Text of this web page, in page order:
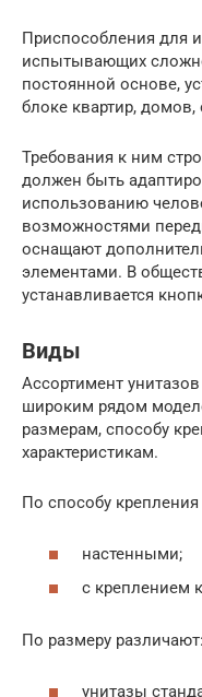
Приспособления для
испытывающих
постоянной основе,
блоке квартир,
Требования к ним
должен быть
использованию
возможностями
оснащают
элементами. В
устанавливается
Виды
Ассортимент
широким рядом
размерам, способу
характеристикам.
По способу
настенными;
с креплением
По размеру различают:
унитазы